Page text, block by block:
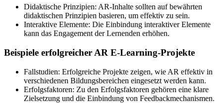
Didaktische Prinzipien: AR-Inhalte sollten auf bewährten
didaktischen Prinzipien basieren, um effektiv zu sein.
Interaktive Elemente: Die Einbindung interaktiver Elemente
kann das Engagement der Lernenden erhöhen.
Beispiele erfolgreicher AR E-Learning-Projekte
Fallstudien: Erfolgreiche Projekte zeigen, wie AR effektiv in
verschiedenen Bildungsbereichen eingesetzt werden kann.
Erfolgsfaktoren: Zu den Erfolgsfaktoren gehören eine klare
Zielsetzung und die Einbindung von Feedbackmechanismen.